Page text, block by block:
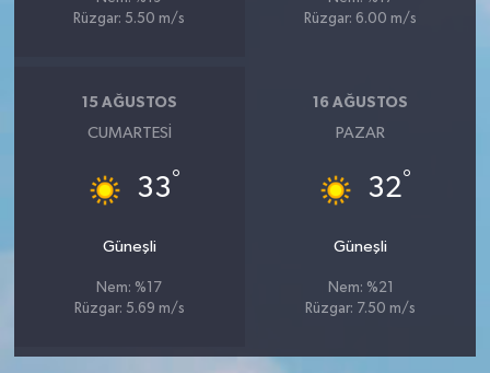
Rüzgar: 5.50 m/s
Rüzgar: 6.00 m/s
15 AĞUSTOS
CUMARTESI
33°
Güneşli
Nem: %17
Rüzgar: 5.69 m/s
16 AĞUSTOS
PAZAR
32°
Güneşli
Nem: %21
Rüzgar: 7.50 m/s
Turizm
YAŞAM
YEREL
Yerel Haberler